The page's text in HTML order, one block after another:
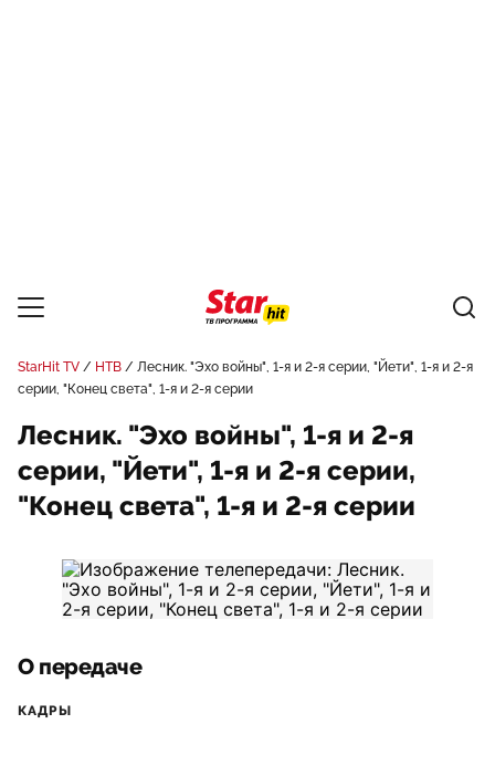
StarHit TV НТВ
Лесник. "Эхо войны", 1-я и 2-я серии, "Йети", 1-я и 2-я
серии, "Конец света", 1-я и 2-я серии
Лесник. "Эхо войны", 1-я и 2-я
серии, "Йети", 1-я и 2-я серии,
"Конец света", 1-я и 2-я серии
О передаче
КАДРЫ